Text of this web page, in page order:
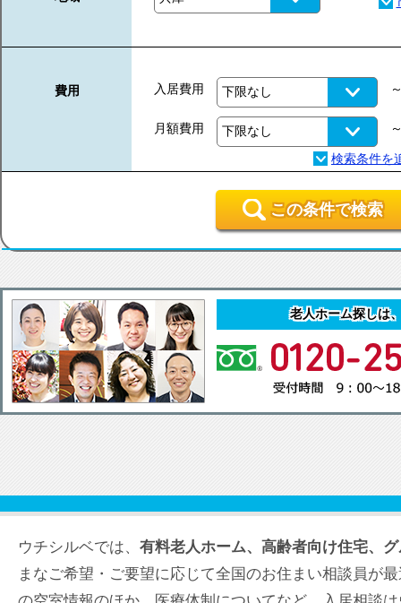
費用 入居費用
月額費用
この条件で検索
老人ホーム探しは
ウチシルベでは、 有料老人ホーム、高齢者向け住宅、
まなご希望・ご要望に応じて全国のお住まい相談員が